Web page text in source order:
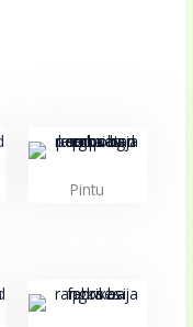
Pintu